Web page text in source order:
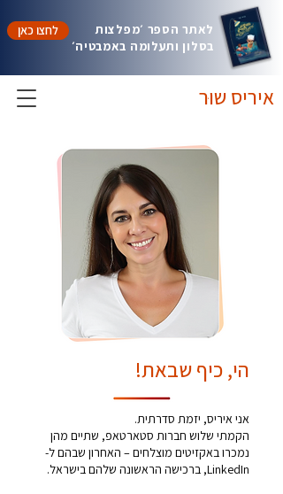
איריס שוּר
לחצו כאן
לאתר הספר ׳מפלצות
בסלון ותעלומה באמבטיה׳
הי, כיף שבאת!
אני איריס, יזמת סדרתית.
הקמתי שלוש חברות סטארטאפ, שתיים מהן
נמכרו באקזיטים מוצלחים – האחרון שבהם ל-
LinkedIn, ברכישה הראשונה שלהם בישראל.